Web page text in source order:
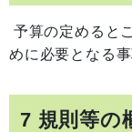
予算の定めると
めに必要となる
7 規則等の